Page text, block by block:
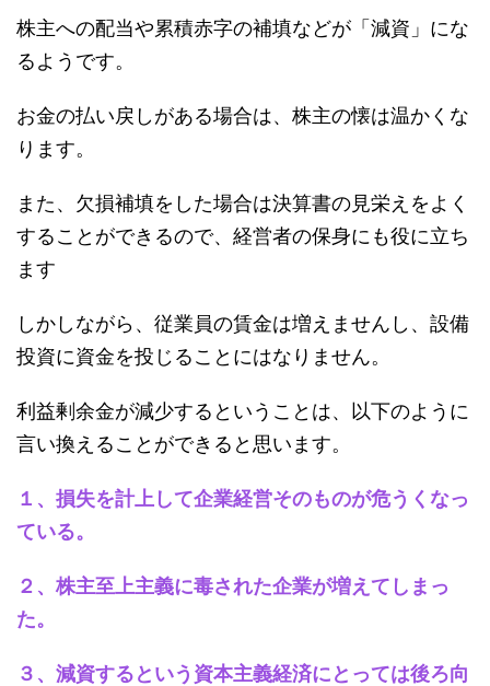
株主への配当や累積赤字の補填などが「減資」にな
るようです。
お金の払い戻しがある場合は、株主の懐は温かくな
ります。
また、欠損補填をした場合は決算書の見栄えをよく
することができるので、経営者の保身にも役に立ち
ます
しかしながら、従業員の賃金は増えませんし、設備
投資に資金を投じることにはなりません。
利益剰余金が減少するということは、以下のように
言い換えることができると思います。
１、損失を計上して企業経営そのものが危うくなっ
ている。
２、株主至上主義に毒された企業が増えてしまっ
た。
３、減資するという資本主義経済にとっては後ろ向